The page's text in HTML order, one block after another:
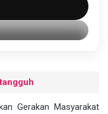
Gerakan Masyarakat